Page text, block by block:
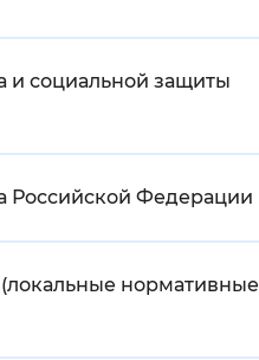
и социальной защиты
Российской Федерации
нормативные